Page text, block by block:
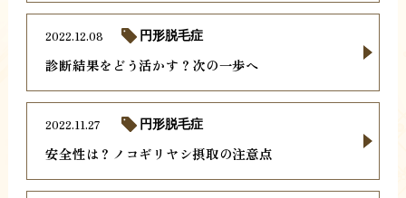
診断結果をどう活かす？次の一歩へ
2022.12.08 円形脱毛症
安全性は？ノコギリヤシ摂取の注意点
2022.11.27 円形脱毛症